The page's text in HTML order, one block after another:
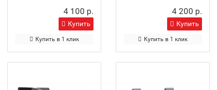
4 100 р.
Купить
Купить в 1 клик
4 200 р.
Купить
Купить в 1 клик